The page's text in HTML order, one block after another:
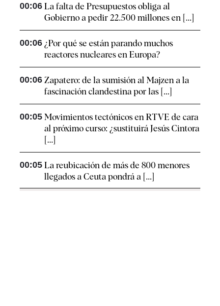
00:06 La falta de Presupuestos obliga al
Gobierno a pedir 22.500 millones en [...]
00:06 ¿Por qué se están parando muchos
reactores nucleares en Europa?
00:06 Zapatero: de la sumisión al Majzen a la
fascinación clandestina por las [...]
00:05 Movimientos tectónicos en RTVE de cara
al próximo curso: ¿sustituirá Jesús Cintora
[...]
00:05 La reubicación de más de 800 menores
llegados a Ceuta pondrá a [...]